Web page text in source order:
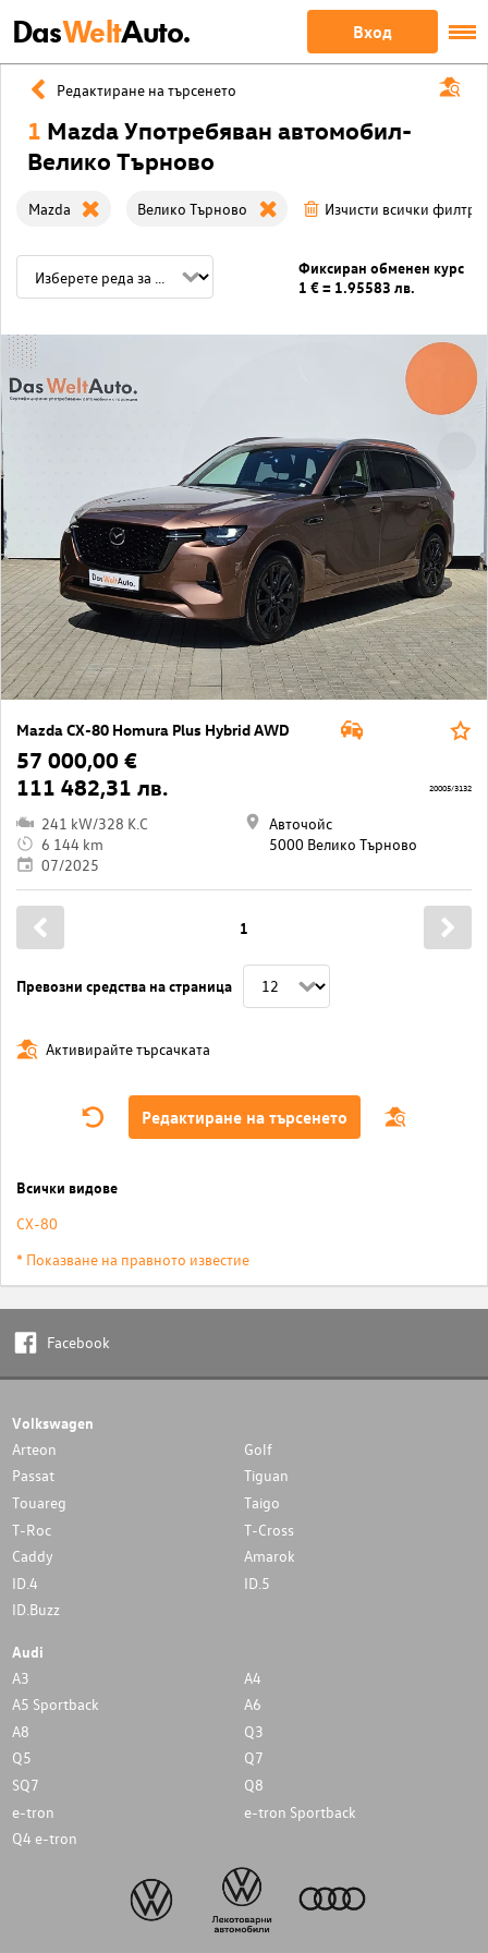
DasWeltAuto. Вход
Редактиране на търсенето
1 Mazda Употребяван автомобил-
Велико Търново
Mazda Велико Търново Изчисти всички филтри
Фиксиран обменен курс
1 € = 1.95583 лв.
Mazda CX-80 Homura Plus Hybrid AWD
57 000,00 €
111 482,31 лв.
241 kW/328 K.C
6 144 km
07/2025
Авточойс
5000 Велико Търново
20005/3132
Превозни средства на страница
1
Активирайте търсачката
Редактиране на търсенето
Всички видове
CX-80
* Показване на правното известие
Facebook
Volkswagen
Arteon
Golf
Passat
Tiguan
Touareg
Taigo
T-Roc
T-Cross
Caddy
Amarok
ID.4
ID.5
ID.Buzz
Audi
A3
A4
A5 Sportback
A6
A8
Q3
Q5
Q7
SQ7
Q8
e-tron
e-tron Sportback
Q4 e-tron